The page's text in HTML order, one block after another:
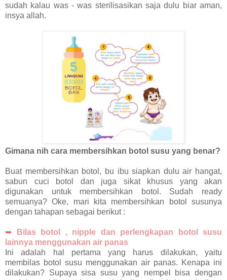
sudah kalau was - was sterilisasikan saja dulu biar aman,
insya allah.
Gimana nih cara membersihkan botol susu yang benar?
Buat membersihkan botol, bu ibu siapkan dulu air hangat,
sabun cuci botol dan juga sikat khusus yang akan
digunakan untuk membersihkan botol. Sudah ready
semuanya? Oke, mari kita membersihkan botol susunya
dengan tahapan sebagai berikut :
➥ Bilas botol , nipple dan perlengkapan botol susu
lainnya menggunakan air panas
Ini adalah hal pertama yang harus dilakukan, yaitu
membilas botol susu menggunakan air panas. Kenapa ini
dilakukan? Supaya sisa susu yang nempel bisa dengan